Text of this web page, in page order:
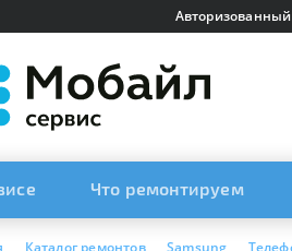
Что ремонтируем
Каталог ремонтов Samsung